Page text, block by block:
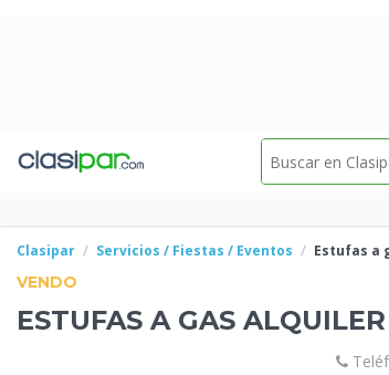
Clasipar Servicios / Fiestas / Eventos Estufas a
VENDO
ESTUFAS A GAS ALQUILER